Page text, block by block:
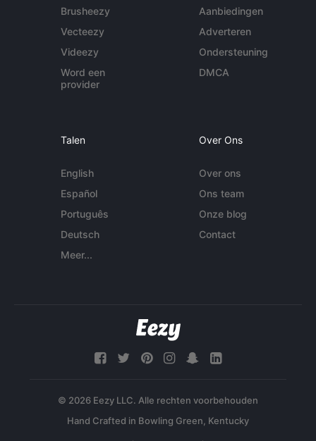
Brusheezy
Vecteezy
Videezy
Word een
provider
Aanbiedingen
Adverteren
Ondersteuning
DMCA
Talen
English
Español
Português
Deutsch
Meer...
Over Ons
Over ons
Ons team
Onze blog
Contact
© 2026 Eezy LLC. Alle rechten voorbehouden